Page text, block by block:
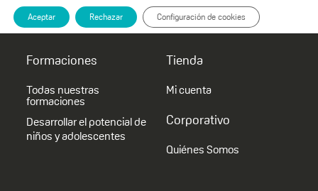
Formaciones
Todas nuestras
formaciones
Desarrollar el potencial de
niños y adolescentes
Tienda
Mi cuenta
Corporativo
Quiénes Somos
Aceptar Rechazar Configuración de cookies